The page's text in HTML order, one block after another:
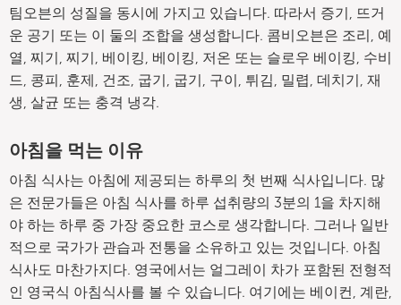
팀오븐의 성질을 동시에 가지고 있습니다. 따라서 증기, 뜨거
운 공기 또는 이 둘의 조합을 생성합니다. 콤비오븐은 조리, 예
열, 찌기, 찌기, 베이킹, 베이킹, 저온 또는 슬로우 베이킹, 수비
드, 콩피, 훈제, 건조, 굽기, 굽기, 구이, 튀김, 밀렵, 데치기, 재
생, 살균 또는 충격 냉각.
아침을 먹는 이유
아침 식사는 아침에 제공되는 하루의 첫 번째 식사입니다. 많
은 전문가들은 아침 식사를 하루 섭취량의 3분의 1을 차지해
야 하는 하루 중 가장 중요한 코스로 생각합니다. 그러나 일반
적으로 국가가 관습과 전통을 소유하고 있는 것입니다. 아침
식사도 마찬가지다. 영국에서는 얼그레이 차가 포함된 전형적
인 영국식 아침식사를 볼 수 있습니다. 여기에는 베이컨, 계란,